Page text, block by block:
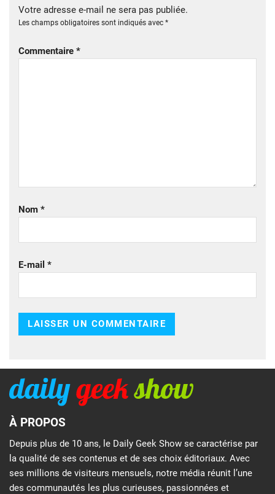
Votre adresse e-mail ne sera pas publiée.
Les champs obligatoires sont indiqués avec *
Commentaire *
Nom *
E-mail *
À PROPOS
Depuis plus de 10 ans, le Daily Geek Show se caractérise par
la qualité de ses contenus et de ses choix éditoriaux. Avec
ses millions de visiteurs mensuels, notre média réunit l’une
des communautés les plus curieuses, passionnées et